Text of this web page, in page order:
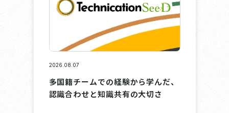
2026.08.07
多国籍チームでの経験から学んだ、
認識合わせと知識共有の大切さ